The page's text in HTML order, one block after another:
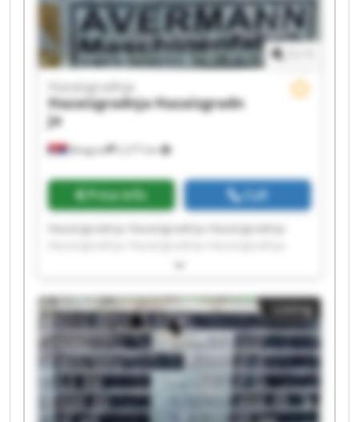
Beograd 2,277 km
Hazaizgradnja
HazaizgradnjaHazaizgradn
ja
Price info Call
Hazaizgradnja Hazaizgradnja Hazaizgradnja
Hazaizgradnja Hazaizgradnja Hazaizgradnja
Hazaizgradnja Hazaizgradnja Hazaizgradnja
Hazaizgradnja Hazaizgradnja Hazaizgradnja
Hazaizgradnja Hazaizgradnja
Listing